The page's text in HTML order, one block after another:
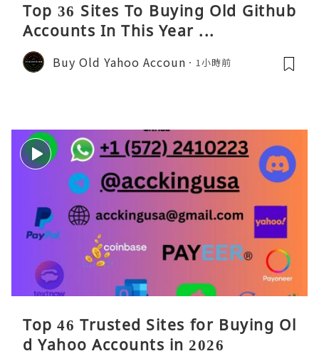
Top 36 Sites To Buying Old Github
Accounts In This Year ...
Buy Old Yahoo Accoun 1小時前
Top 46 Trusted Sites for Buying Ol
d Yahoo Accounts in 2026